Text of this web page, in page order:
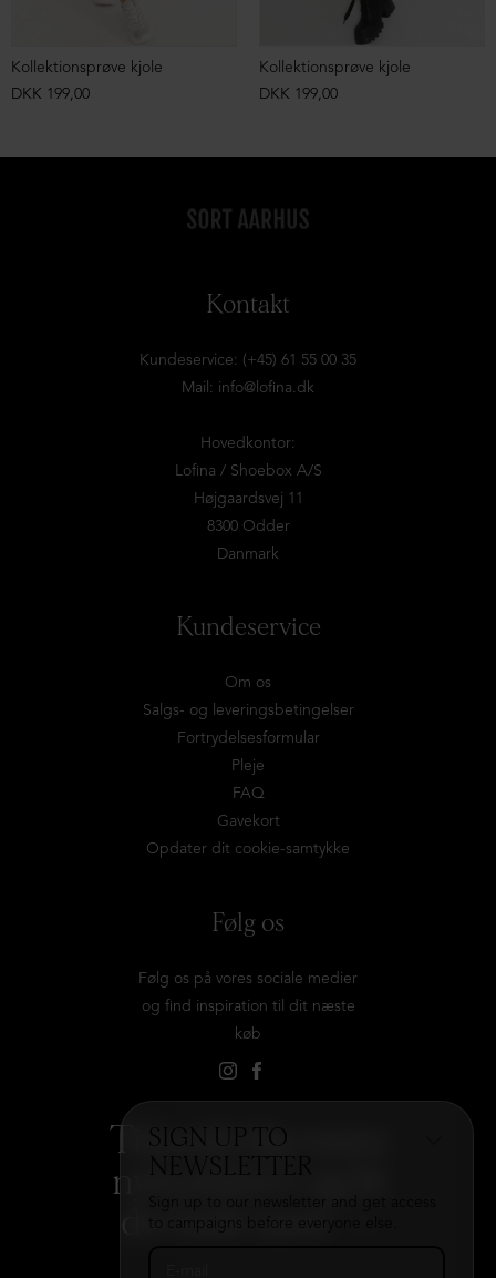
SIGN UP TO
Kollektionsprøve kjole
DKK 199,00
Kollektionsprøve kjole
DKK 199,00
Kontakt
Kundeservice: (+45) 61 55 00 35
Mail: info@lofina.dk
Hovedkontor:
Lofina / Shoebox A/S
Højgaardsvej 11
8300 Odder
Danmark
Kundeservice
Om os
Salgs- og leveringsbetingelser
Fortrydelsesformular
Pleje
FAQ
Gavekort
Opdater dit cookie-samtykke
Følg os
Følg os på vores sociale medier
og find inspiration til dit næste
køb
Tilmeld dig vores
nyhedsbrev og få